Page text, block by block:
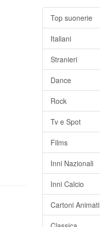
Top suonerie
Italiani
Stranieri
Dance
Rock
Tv e Spot
Films
Inni Nazionali
Inni Calcio
Cartoni Animati